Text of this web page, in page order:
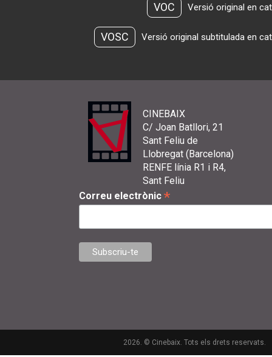
VOC Versió original en
VOSC Versió original subtitulada en
CINEBAIX
C/ Joan Batllori, 21
Sant Feliu de
Llobregat (Barcelona)
RENFE línia R1 i R4,
Sant Feliu
Correu electrònic *
2026. © Cinebaix. Tots els drets reservats.